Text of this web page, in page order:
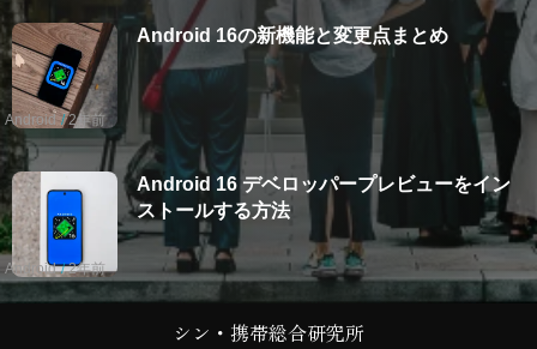
Android 16の新機能と変更点まとめ
Android 2年前
Android 16 デベロッパープレビューをイン
ストールする方法
Android 2年前
シン・携帯総合研究所